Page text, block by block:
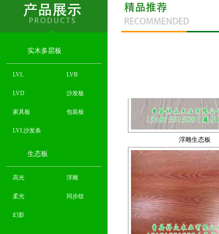
实木多层板
LVL LVB
LVD 沙发板
家具板 包装板
LVL沙发条
生态板
高光 浮雕
柔光 同步纹
幻影
浮雕生态板